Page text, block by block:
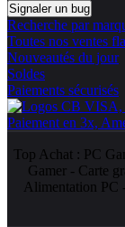
Signaler un bug
Recherche par
Toutes nos ventes
Nouveautés du jour
Soldes
Paiements sécurisés
Top Achat : PC
Gamer - Carte
Alimentation PC